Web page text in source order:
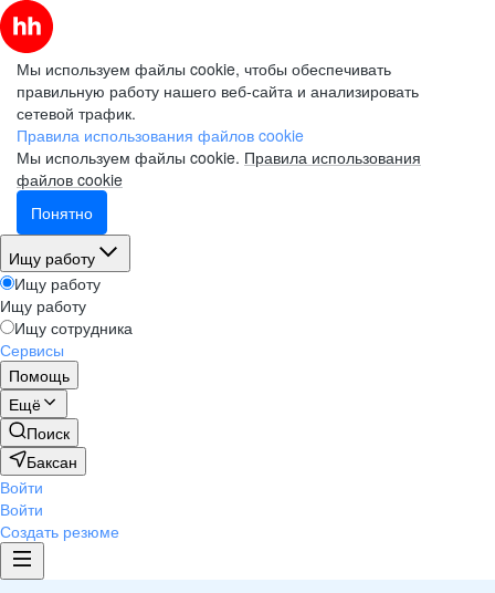
Мы используем файлы cookie, чтобы обеспечивать
правильную работу нашего веб-сайта и анализировать
сетевой трафик.
Правила использования файлов cookie
Мы используем файлы cookie. Правила использования
файлов cookie
Понятно
Ищу работу
Ищу работу
Ищу работу
Ищу сотрудника
Сервисы
Помощь
Ещё
Поиск
Баксан
Войти
Войти
Создать резюме